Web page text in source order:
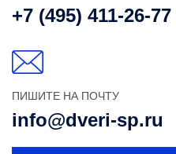
+7 (495) 411-26-77
ПИШИТЕ НА ПОЧТУ
info@dveri-sp.ru